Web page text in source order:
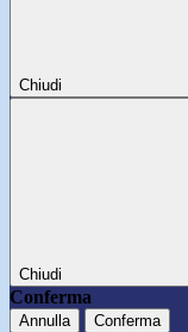
Chiudi
Chiudi
Conferma
Annulla Conferma